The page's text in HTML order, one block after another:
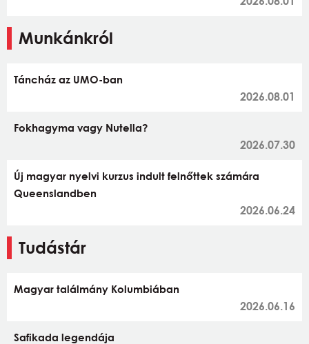
Munkánkról
Táncház az UMO-ban
2026.08.01
Fokhagyma vagy Nutella?
2026.07.30
Új magyar nyelvi kurzus indult felnőttek számára
Queenslandben
2026.06.24
Tudástár
Magyar találmány Kolumbiában
2026.06.16
Safikada legendája